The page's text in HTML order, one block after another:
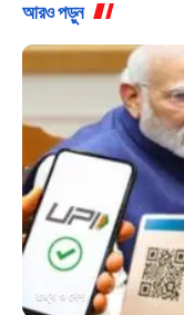
আরও পড়ুন
রাজ্য ও দেশ